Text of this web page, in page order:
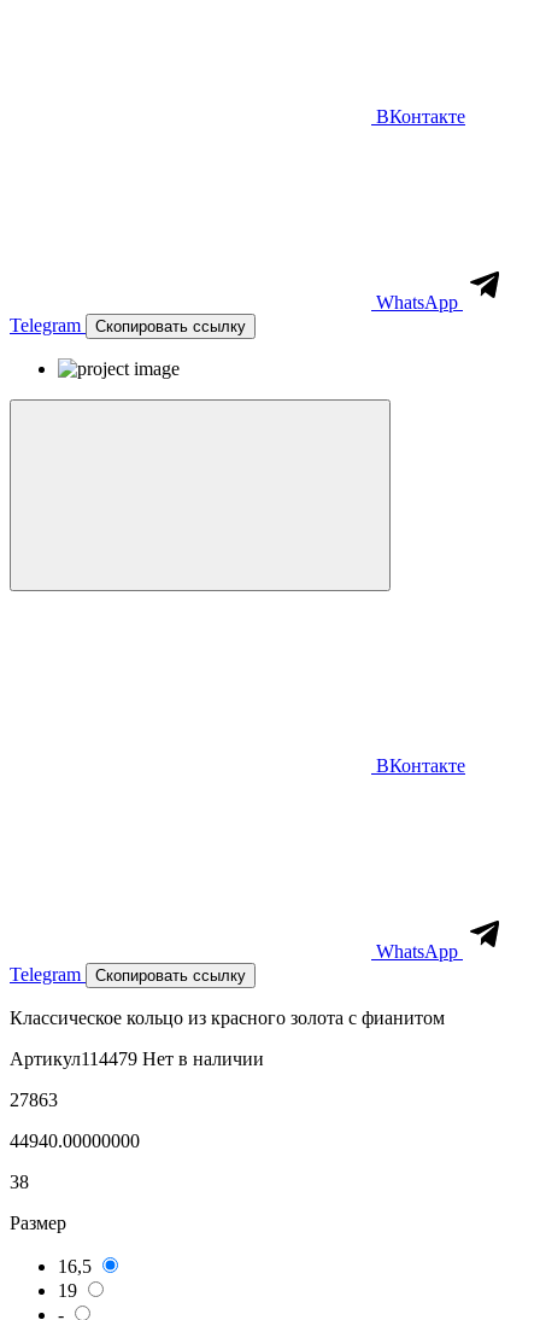
ВКонтакте
WhatsApp
Telegram
Скопировать ссылку
ВКонтакте
WhatsApp
Telegram
Скопировать ссылку
Классическое кольцо из красного золота с фианитом
Артикул114479 Нет в наличии
27863
44940.00000000
38
Размер
16,5
19
-